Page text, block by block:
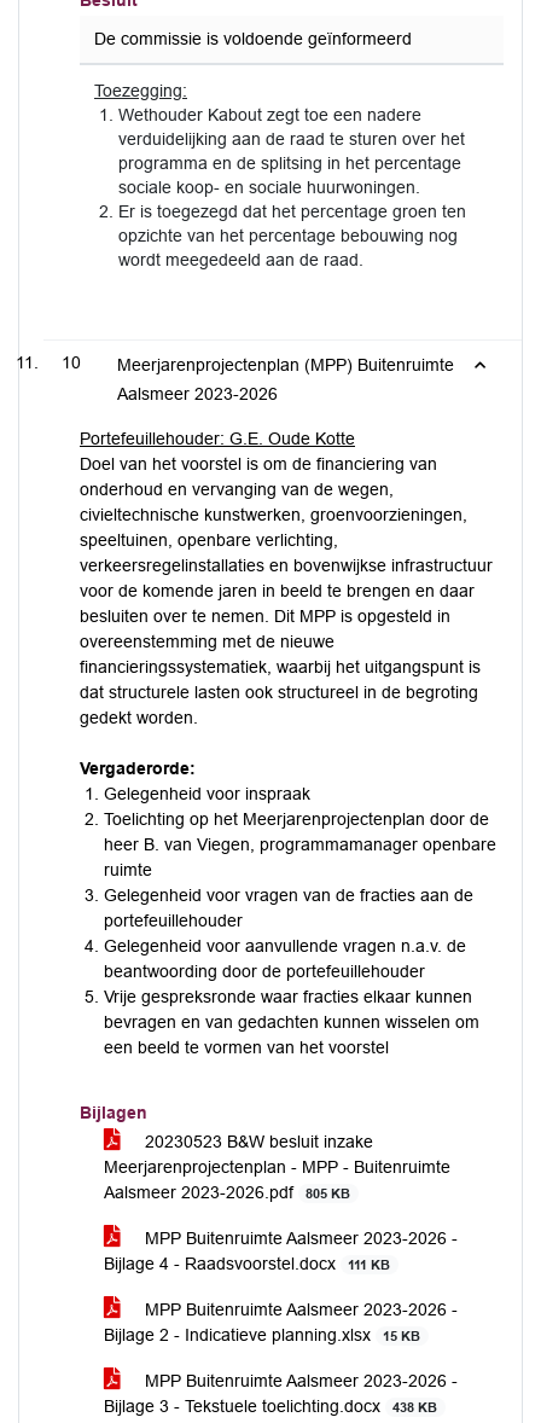
De commissie is voldoende geïnformeerd
Toezegging:
Wethouder Kabout zegt toe een nadere
verduidelijking aan de raad te sturen over het
programma en de splitsing in het percentage
sociale koop- en sociale huurwoningen.
Er is toegezegd dat het percentage groen ten
opzichte van het percentage bebouwing nog
wordt meegedeeld aan de raad.
10
Meerjarenprojectenplan (MPP) Buitenruimte
Aalsmeer 2023-2026
Portefeuillehouder: G.E. Oude Kotte
Doel van het voorstel is om de financiering van
onderhoud en vervanging van de wegen,
civieltechnische kunstwerken, groenvoorzieningen,
speeltuinen, openbare verlichting,
verkeersregelinstallaties en bovenwijkse infrastructuur
voor de komende jaren in beeld te brengen en daar
besluiten over te nemen. Dit MPP is opgesteld in
overeenstemming met de nieuwe
financieringssystematiek, waarbij het uitgangspunt is
dat structurele lasten ook structureel in de begroting
gedekt worden.
Vergaderorde:
Gelegenheid voor inspraak
Toelichting op het Meerjarenprojectenplan door de
heer B. van Viegen, programmamanager openbare
ruimte
Gelegenheid voor vragen van de fracties aan de
portefeuillehouder
Gelegenheid voor aanvullende vragen n.a.v. de
beantwoording door de portefeuillehouder
Vrije gespreksronde waar fracties elkaar kunnen
bevragen en van gedachten kunnen wisselen om
een beeld te vormen van het voorstel
Bijlagen
20230523 B&W besluit inzake
Meerjarenprojectenplan - MPP - Buitenruimte
Aalsmeer 2023-2026.pdf
805 KB
MPP Buitenruimte Aalsmeer 2023-2026 -
Bijlage 4 - Raadsvoorstel.docx
111 KB
MPP Buitenruimte Aalsmeer 2023-2026 -
Bijlage 2 - Indicatieve planning.xlsx
15 KB
MPP Buitenruimte Aalsmeer 2023-2026 -
Bijlage 3 - Tekstuele toelichting.docx
438 KB